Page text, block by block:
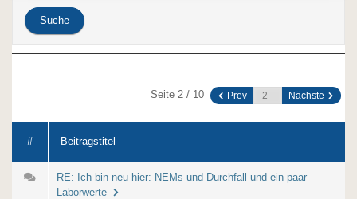
Seite 2 / 10 Prev Nächste
# Beitragstitel
RE: Ich bin neu hier: NEMs und Durchfall und ein paar
Laborwerte